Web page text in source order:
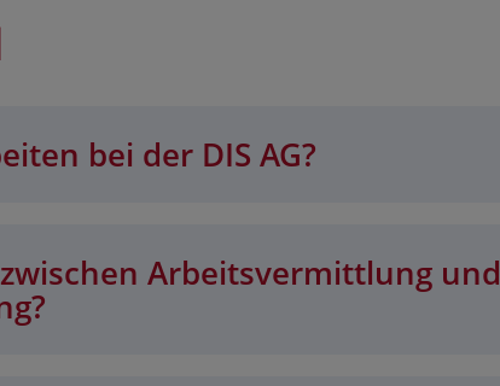
bei der DIS AG?
Arbeitsvermittlung und